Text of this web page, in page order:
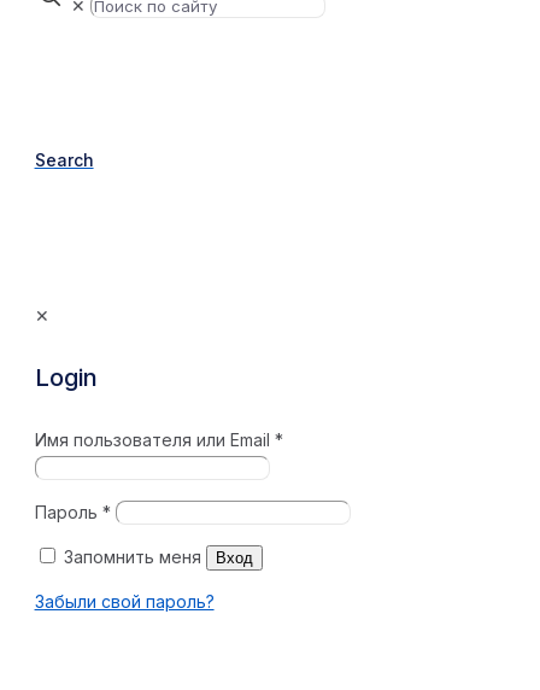
✕
Search
✕
Login
Имя пользователя или Email *
Пароль *
Запомнить меня Вход
Забыли свой пароль?